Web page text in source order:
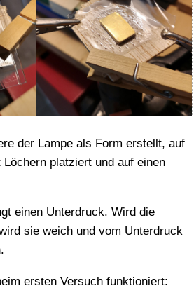
der Lampe als Form erstellt, auf
platziert und auf einen
einen Unterdruck. Wird die
sie weich und vom Unterdruck
ersten Versuch funktioniert: